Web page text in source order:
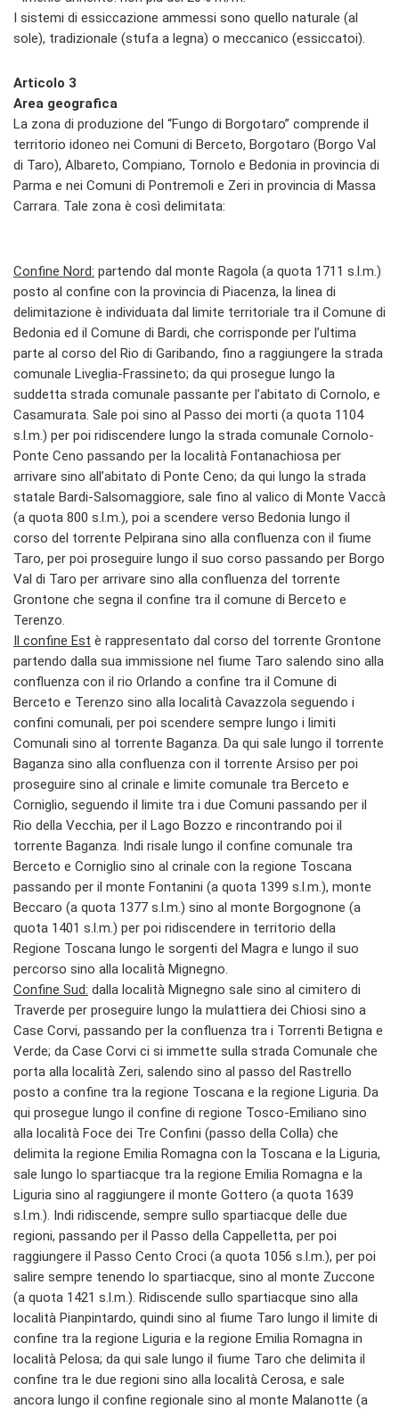
I sistemi di essiccazione ammessi sono quello naturale (al
sole), tradizionale (stufa a legna) o meccanico (essiccatoi).
Articolo 3
Area geografica
La zona di produzione del “Fungo di Borgotaro” comprende il
territorio idoneo nei Comuni di Berceto, Borgotaro (Borgo Val
di Taro), Albareto, Compiano, Tornolo e Bedonia in provincia di
Parma e nei Comuni di Pontremoli e Zeri in provincia di Massa
Carrara. Tale zona è così delimitata:
Confine Nord: partendo dal monte Ragola (a quota 1711 s.l.m.)
posto al confine con la provincia di Piacenza, la linea di
delimitazione è individuata dal limite territoriale tra il Comune di
Bedonia ed il Comune di Bardi, che corrisponde per l’ultima
parte al corso del Rio di Garibando, fino a raggiungere la strada
comunale Liveglia-Frassineto; da qui prosegue lungo la
suddetta strada comunale passante per l’abitato di Cornolo, e
Casamurata. Sale poi sino al Passo dei morti (a quota 1104
s.l.m.) per poi ridiscendere lungo la strada comunale Cornolo-
Ponte Ceno passando per la località Fontanachiosa per
arrivare sino all’abitato di Ponte Ceno; da qui lungo la strada
statale Bardi-Salsomaggiore, sale fino al valico di Monte Vaccà
(a quota 800 s.l.m.), poi a scendere verso Bedonia lungo il
corso del torrente Pelpirana sino alla confluenza con il fiume
Taro, per poi proseguire lungo il suo corso passando per Borgo
Val di Taro per arrivare sino alla confluenza del torrente
Grontone che segna il confine tra il comune di Berceto e
Terenzo.
Il confine Est è rappresentato dal corso del torrente Grontone
partendo dalla sua immissione nel fiume Taro salendo sino alla
confluenza con il rio Orlando a confine tra il Comune di
Berceto e Terenzo sino alla località Cavazzola seguendo i
confini comunali, per poi scendere sempre lungo i limiti
Comunali sino al torrente Baganza. Da qui sale lungo il torrente
Baganza sino alla confluenza con il torrente Arsiso per poi
proseguire sino al crinale e limite comunale tra Berceto e
Corniglio, seguendo il limite tra i due Comuni passando per il
Rio della Vecchia, per il Lago Bozzo e rincontrando poi il
torrente Baganza. Indi risale lungo il confine comunale tra
Berceto e Corniglio sino al crinale con la regione Toscana
passando per il monte Fontanini (a quota 1399 s.l.m.), monte
Beccaro (a quota 1377 s.l.m.) sino al monte Borgognone (a
quota 1401 s.l.m.) per poi ridiscendere in territorio della
Regione Toscana lungo le sorgenti del Magra e lungo il suo
percorso sino alla località Mignegno.
Confine Sud: dalla località Mignegno sale sino al cimitero di
Traverde per proseguire lungo la mulattiera dei Chiosi sino a
Case Corvi, passando per la confluenza tra i Torrenti Betigna e
Verde; da Case Corvi ci si immette sulla strada Comunale che
porta alla località Zeri, salendo sino al passo del Rastrello
posto a confine tra la regione Toscana e la regione Liguria. Da
qui prosegue lungo il confine di regione Tosco-Emiliano sino
alla località Foce dei Tre Confini (passo della Colla) che
delimita la regione Emilia Romagna con la Toscana e la Liguria,
sale lungo lo spartiacque tra la regione Emilia Romagna e la
Liguria sino al raggiungere il monte Gottero (a quota 1639
s.l.m.). Indi ridiscende, sempre sullo spartiacque delle due
regioni, passando per il Passo della Cappelletta, per poi
raggiungere il Passo Cento Croci (a quota 1056 s.l.m.), per poi
salire sempre tenendo lo spartiacque, sino al monte Zuccone
(a quota 1421 s.l.m.). Ridiscende sullo spartiacque sino alla
località Pianpintardo, quindi sino al fiume Taro lungo il limite di
confine tra la regione Liguria e la regione Emilia Romagna in
località Pelosa; da qui sale lungo il fiume Taro che delimita il
confine tra le due regioni sino alla località Cerosa, e sale
ancora lungo il confine regionale sino al monte Malanotte (a